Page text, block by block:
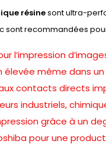
résinesont ultra-
sont recommandées
l’impression
élevée même dans
contacts directs
industriels,
grâce à un
pour une